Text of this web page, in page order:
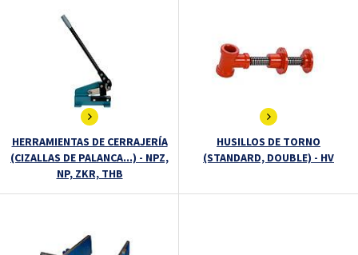
HERRAMIENTAS DE CERRAJERÍA
(CIZALLAS DE PALANCA...) - NPZ,
NP, ZKR, THB
HUSILLOS DE TORNO
(STANDARD, DOUBLE) - HV